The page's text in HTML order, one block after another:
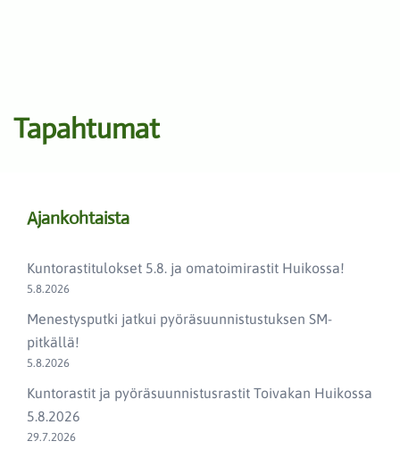
Tapahtumat
Ajankohtaista
Kuntorastitulokset 5.8. ja omatoimirastit Huikossa!
5.8.2026
Menestysputki jatkui pyöräsuunnistustuksen SM-
pitkällä!
5.8.2026
Kuntorastit ja pyöräsuunnistusrastit Toivakan Huikossa
5.8.2026
29.7.2026